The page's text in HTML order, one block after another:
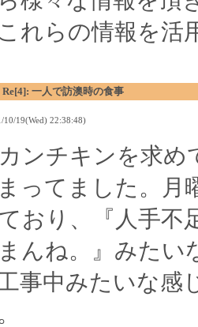
れらの情報を活
Re[4]: 一人で訪澳時の食事
10/19(Wed) 22:38:48)
ンチキンを求め
ってました。月
おり、『人手不
んね。』みたい
事中みたいな感